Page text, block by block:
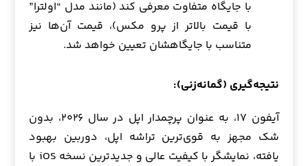
با جایگاه متفاوت معرفی کند (مانند مدل “اولترا”
با قیمت بالاتر از پرو مکس)، قیمت آن‌ها نیز
متناسب با جایگاهشان تعیین خواهد شد.
نتیجه‌گیری (گمانه‌زنی):
آیفون ۱۷، به عنوان پرچمدار اپل در سال ۲۰۲۶، بدون
شک مجهز به قوی‌ترین تراشه اپل، دوربین بهبود
یافته، نمایشگر با کیفیت عالی و جدیدترین نسخه iOS با